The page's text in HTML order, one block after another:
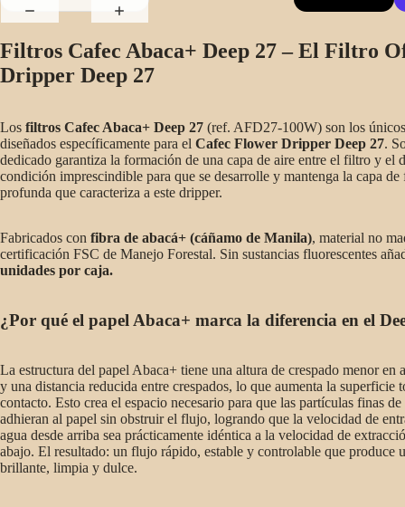
Filtros Cafec Abaca+ Deep 27 – El Filtro
Dripper Deep 27
Los filtros Cafec Abaca+ Deep 27 (ref. AFD27-100W) son los
diseñados específicamente para el Cafec Flower Dripper Deep 27.
dedicado garantiza la formación de una capa de aire entre el filtro y el
condición imprescindible para que se desarrolle y mantenga la capa
profunda que caracteriza a este dripper.
Fabricados con fibra de abacá+ (cáñamo de Manila), material no
certificación FSC de Manejo Forestal. Sin sustancias fluorescentes
unidades por caja.
¿Por qué el papel Abaca+ marca la diferencia en el
La estructura del papel Abaca+ tiene una altura de crespado menor en
y una distancia reducida entre crespados, lo que aumenta la superficie
contacto. Esto crea el espacio necesario para que las partículas finas de
adhieran al papel sin obstruir el flujo, logrando que la velocidad de
agua desde arriba sea prácticamente idéntica a la velocidad de
abajo. El resultado: un flujo rápido, estable y controlable que produce
brillante, limpia y dulce.